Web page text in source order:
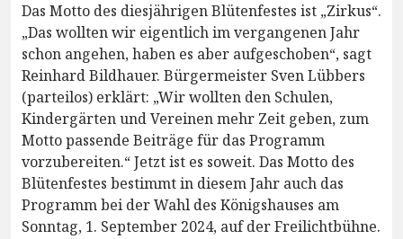
Das Motto des diesjährigen Blütenfestes ist „Zirkus“.
„Das wollten wir eigentlich im vergangenen Jahr
schon angehen, haben es aber aufgeschoben“, sagt
Reinhard Bildhauer. Bürgermeister Sven Lübbers
(parteilos) erklärt: „Wir wollten den Schulen,
Kindergärten und Vereinen mehr Zeit geben, zum
Motto passende Beiträge für das Programm
vorzubereiten.“ Jetzt ist es soweit. Das Motto des
Blütenfestes bestimmt in diesem Jahr auch das
Programm bei der Wahl des Königshauses am
Sonntag, 1. September 2024, auf der Freilichtbühne.